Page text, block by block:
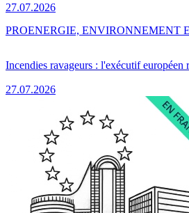
27.07.2026
Incendies ravageurs : l'exécutif européen
27.07.2026
PROENERGIE, ENVIRONNEMENT